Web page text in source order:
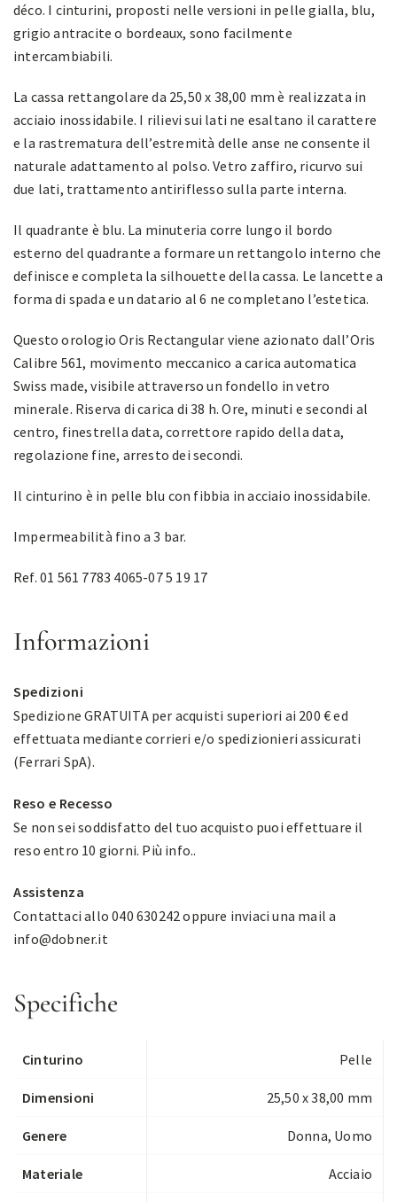
déco. I cinturini, proposti nelle versioni in pelle gialla, blu,
grigio antracite o bordeaux, sono facilmente
intercambiabili.
La cassa rettangolare da 25,50 x 38,00 mm è realizzata in
acciaio inossidabile. I rilievi sui lati ne esaltano il carattere
e la rastrematura dell’estremità delle anse ne consente il
naturale adattamento al polso. Vetro zaffiro, ricurvo sui
due lati, trattamento antiriflesso sulla parte interna.
Il quadrante è blu. La minuteria corre lungo il bordo
esterno del quadrante a formare un rettangolo interno che
definisce e completa la silhouette della cassa. Le lancette a
forma di spada e un datario al 6 ne completano l’estetica.
Questo orologio Oris Rectangular viene azionato dall’Oris
Calibre 561, movimento meccanico a carica automatica
Swiss made, visibile attraverso un fondello in vetro
minerale. Riserva di carica di 38 h. Ore, minuti e secondi al
centro, finestrella data, correttore rapido della data,
regolazione fine, arresto dei secondi.
Il cinturino è in pelle blu con fibbia in acciaio inossidabile.
Impermeabilità fino a 3 bar.
Ref. 01 561 7783 4065-07 5 19 17
Informazioni
Spedizioni
Spedizione GRATUITA per acquisti superiori ai 200 € ed
effettuata mediante corrieri e/o spedizionieri assicurati
(Ferrari SpA).
Reso e Recesso
Se non sei soddisfatto del tuo acquisto puoi effettuare il
reso entro 10 giorni. Più info..
Assistenza
Contattaci allo 040 630242 oppure inviaci una mail a
info@dobner.it
Specifiche
Cinturino Pelle
Dimensioni 25,50 x 38,00 mm
Genere Donna, Uomo
Materiale Acciaio